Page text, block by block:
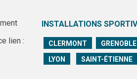
lien :
INSTALLATIONS
CLERMONT
GRENOBLE
LYON
SAINT-ÉTIENNE